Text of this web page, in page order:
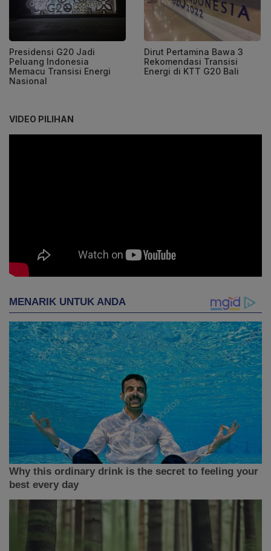
Presidensi G20 Jadi
Peluang Indonesia
Memacu Transisi Energi
Nasional
Dirut Pertamina Bawa 3
Rekomendasi Transisi
Energi di KTT G20 Bali
VIDEO PILIHAN